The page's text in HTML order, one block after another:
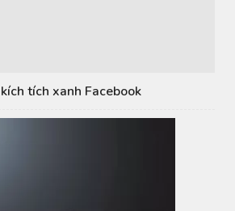
tích xanh Facebook